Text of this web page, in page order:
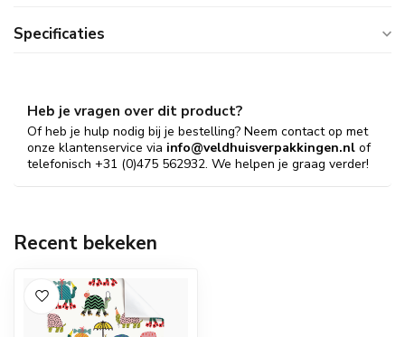
Specificaties
Heb je vragen over dit product?
Of heb je hulp nodig bij je bestelling? Neem contact op met
onze klantenservice via info@veldhuisverpakkingen.nl of
telefonisch +31 (0)475 562932. We helpen je graag verder!
Recent bekeken